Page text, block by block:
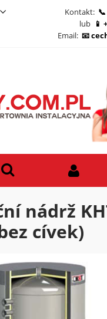
Kontakt:
lub
Email:
nádrž
cívek)